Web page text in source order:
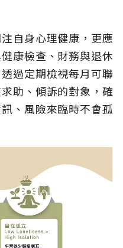
自身心理健康，更應
康檢查、財務與退休
過定期檢視每月可聯
助、傾訴的對象，確
、風險來臨時不會孤